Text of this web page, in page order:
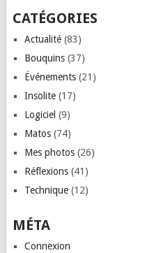
CATÉGORIES
Actualité(83)
Bouquins(37)
Événements(21)
Insolite(17)
Logiciel (9)
Matos(74)
Mes photos(26)
Réflexions(41)
Technique(12)
MÉTA
Connexion